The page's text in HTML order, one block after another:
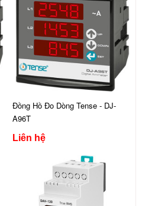
Đồng Hồ Đo Dòng Tense - DJ-
A96T
Liên hệ